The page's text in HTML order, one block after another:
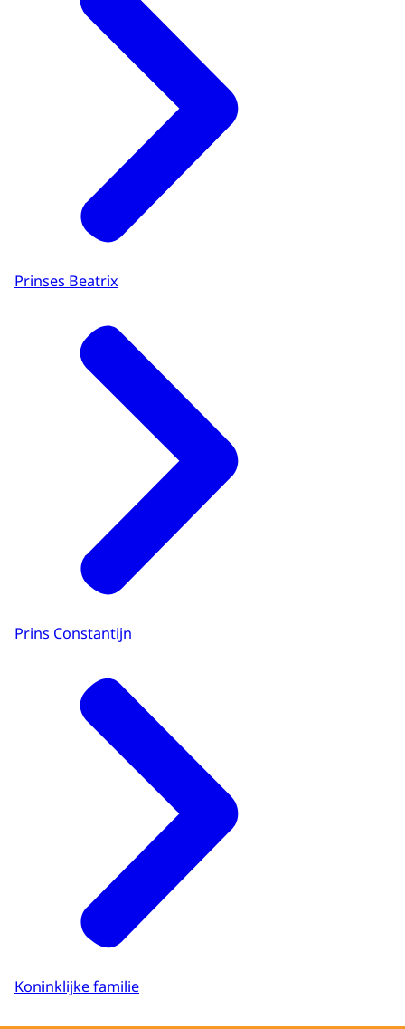
Prinses Beatrix
Prins Constantijn
Koninklijke familie